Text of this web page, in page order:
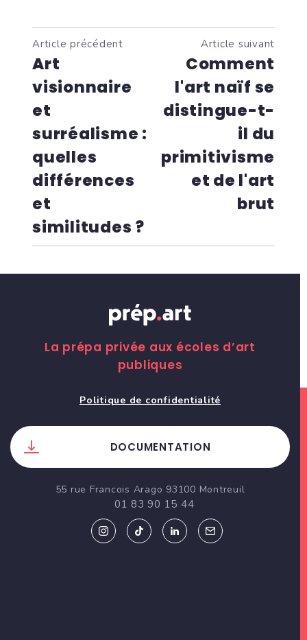
Article précédent
Art
visionnaire
et
surréalisme :
quelles
différences
et
similitudes ?
Article suivant
Comment
l'art naïf se
distingue-t-
il du
primitivisme
et de l'art
brut
La prépa privée aux écoles d’art
publiques
Politique de confidentialité
DOCUMENTATION
55 rue Francois Arago 93100 Montreuil
01 83 90 15 44